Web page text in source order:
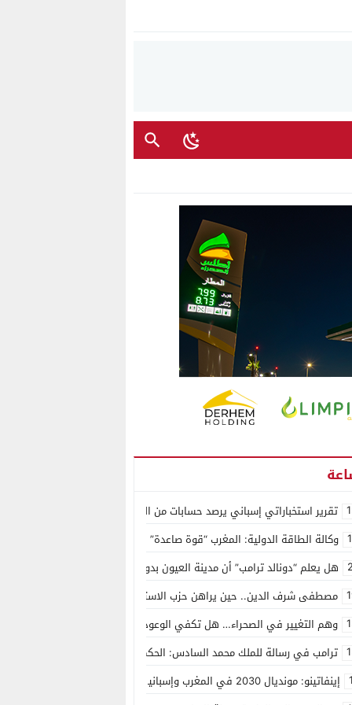
تقرير استخباراتي إسباني يرصد حسابات من الجزائر وأرقاما بـ”213+” ضمن حملة رقمية منظمة حرّضت على اقتحام سبتة
وكالة الطاقة الدولية: المغرب “قوة صاعدة” في سوق المعادن الاستراتيجية
هل يعلم “دونالد ترامب” أن مدينة العيون بدون ماء؟
مصطفى شرف الدين.. حين يراهن حزب الاستقلال على الكفاءة ويمنح الشباب
وهم التغيير في الصحراء… هل تكفي الوعود الفارغة لصناعة الواقع؟
ترامب في رسالة للملك محمد السادس: الحكم الذاتي هو الأساس الوحيد لحل
إينفاتينو: مونديال 2030 في المغرب وإسبانيا والبرتغال سيكون “الأجمل في التاريخ”